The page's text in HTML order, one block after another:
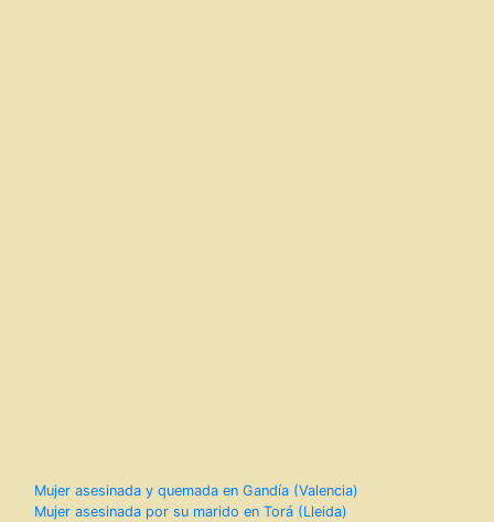
Navegación
Mujer asesinada y quemada en Gandía (Valencia)
Mujer asesinada por su marido en Torá (Lleida)